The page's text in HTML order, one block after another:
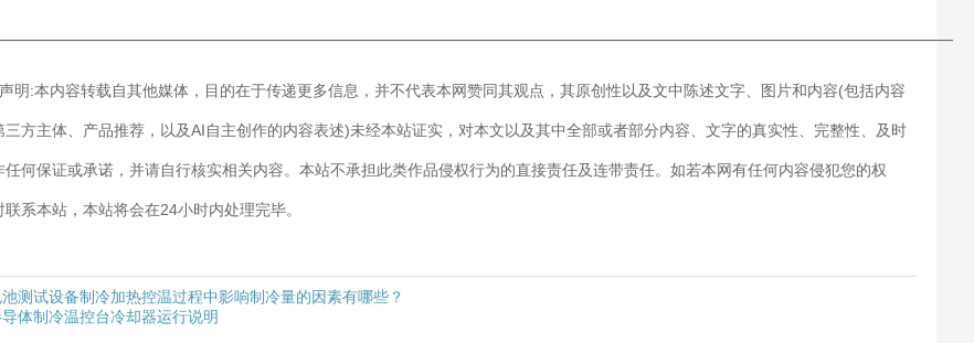
明:本内容转载自其他媒体，目的在于传递更多信息，并不代表本网赞同其观点，其原创性以及文中陈述文字、图片和内容(包括内容
三方主体、产品推荐，以及AI自主创作的内容表述)未经本站证实，对本文以及其中全部或者部分内容、文字的真实性、完整性、及时
任何保证或承诺，并请自行核实相关内容。本站不承担此类作品侵权行为的直接责任及连带责任。如若本网有任何内容侵犯您的权
系本站，本站将会在24小时内处理完毕。
池测试设备制冷加热控温过程中影响制冷量的因素有哪些？
体制冷温控台冷却器运行说明